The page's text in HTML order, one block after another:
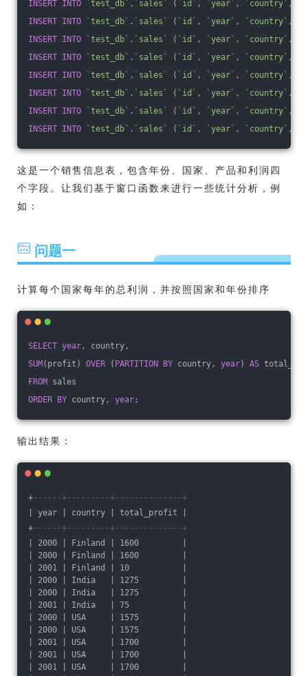
INSERT INTO `test_db` . `sales` ( `id` , `year` , `country` ,
INSERT INTO `test_db` . `sales` ( `id` , `year` , `country` ,
INSERT INTO `test_db` . `sales` ( `id` , `year` , `country` ,
INSERT INTO `test_db` . `sales` ( `id` , `year` , `country` ,
INSERT INTO `test_db` . `sales` ( `id` , `year` , `country` ,
INSERT INTO `test_db` . `sales` ( `id` , `year` , `country` ,
INSERT INTO `test_db` . `sales` ( `id` , `year` , `country` ,
INSERT INTO `test_db` . `sales` ( `id` , `year` , `country` ,
这是一个销售信息表，包含年份、国家、产品和利润四
个字段。让我们基于窗口函数来进行一些统计分析，例
如：
问题一
计算每个国家每年的总利润，并按照国家和年份排序
SELECT year, country,
SUM (profit) OVER ( PARTITION BY country, year) AS
FROM sales
ORDER
BY country, year;
输出结果：
+------+---------+--------------+
| year | country | total_profit |
+------+---------+--------------+
| 2000 | Finland | 1600         |
| 2000 | Finland | 1600         |
| 2001 | Finland | 10           |
| 2000 | India   | 1275         |
| 2000 | India   | 1275         |
| 2001 | India   | 75           |
| 2000 | USA     | 1575         |
| 2000 | USA     | 1575         |
| 2001 | USA     | 1700         |
| 2001 | USA     | 1700         |
| 2001 | USA     | 1700         |